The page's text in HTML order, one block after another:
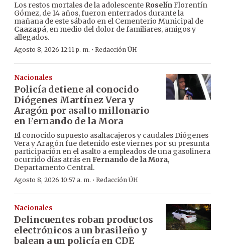
Los restos mortales de la adolescente RoselínFlorentín
Gómez, de 14 años, fueron enterrados durante la
mañana de este sábado en el Cementerio Municipal de
Caazapá, en medio del dolor de familiares, amigos y
allegados.
Agosto 8, 2026 12:11 p. m. · Redacción ÚH
Nacionales
Policía detiene al conocido
Diógenes Martínez Vera y
Aragón por asalto millonario
en Fernando de la Mora
El conocido supuesto asaltacajeros y caudales Diógenes
Vera y Aragón fue detenido este viernes por su presunta
participación en el asalto a empleados de una gasolinera
ocurrido días atrás enFernando de la Mora,
Departamento Central.
Agosto 8, 2026 10:57 a. m. · Redacción ÚH
Nacionales
Delincuentes roban productos
electrónicos a un brasileño y
balean a un policía en CDE